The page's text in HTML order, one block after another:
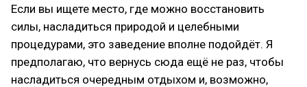
Если вы ищете место, где можно восстановить
силы, насладиться природой и целебными
процедурами, это заведение вполне подойдёт. Я
предполагаю, что вернусь сюда ещё не раз, чтобы
насладиться очередным отдыхом и, возможно,